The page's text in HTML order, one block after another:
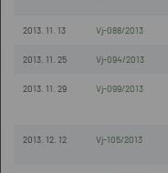
2013. 11. 13 Vj-088/2013
2013. 11. 25 Vj-094/2013
2013. 11. 29 Vj-099/2013
2013. 12. 12 Vj-105/2013